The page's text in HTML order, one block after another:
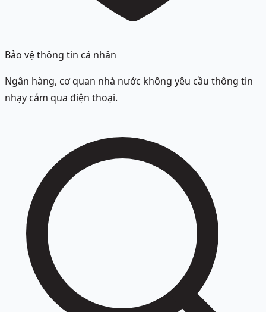
Bảo vệ thông tin cá nhân
Ngân hàng, cơ quan nhà nước không yêu cầu thông tin
nhạy cảm qua điện thoại.